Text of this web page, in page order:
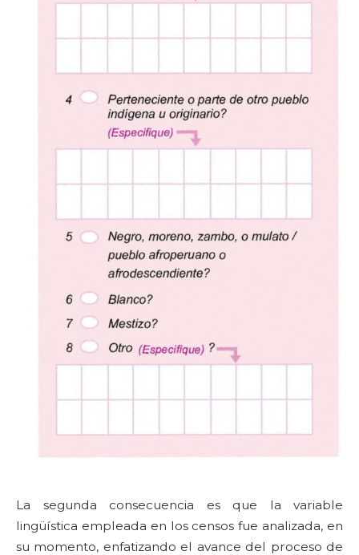
La segunda consecuencia es que la variable
lingüística empleada en los censos fue analizada, en
su momento, enfatizando el avance del proceso de